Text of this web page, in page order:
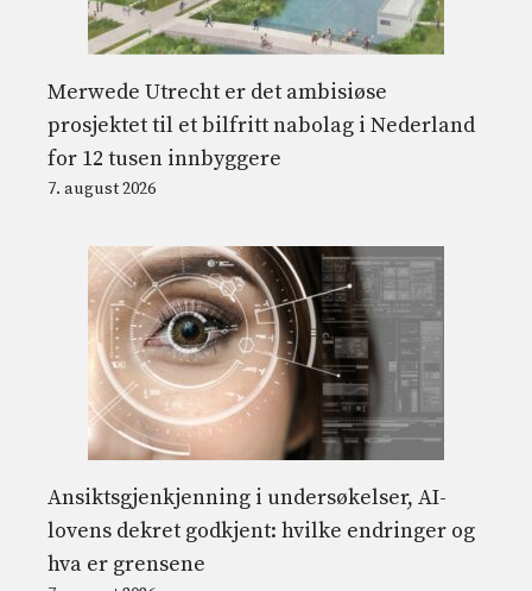
Merwede Utrecht er det ambisiøse
prosjektet til et bilfritt nabolag i Nederland
for 12 tusen innbyggere
7. august 2026
Ansiktsgjenkjenning i undersøkelser, AI-
lovens dekret godkjent: hvilke endringer og
hva er grensene